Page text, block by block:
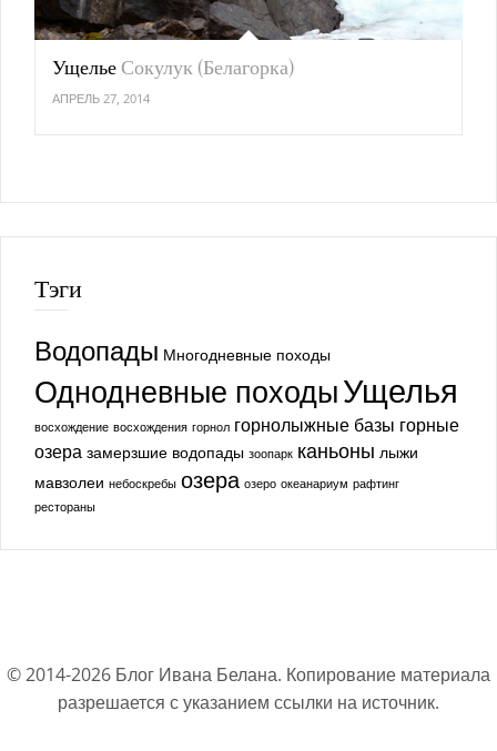
УщельеСокулук (Белагорка)
АПРЕЛЬ 27, 2014
Тэги
Водопады Многодневные походы
Однодневные походыУщелья
восхождение восхождения горнол горнолыжные базы горные
озера замерзшие водопады зоопарк каньоны лыжи
мавзолеи небоскребы озера озеро океанариум рафтинг
рестораны
© 2014-2026 Блог Ивана Белана. Копирование материала
разрешается с указанием ссылки на источник.